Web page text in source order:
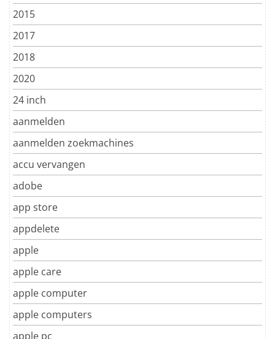
2015
2017
2018
2020
24 inch
aanmelden
aanmelden zoekmachines
accu vervangen
adobe
app store
appdelete
apple
apple care
apple computer
apple computers
apple pc